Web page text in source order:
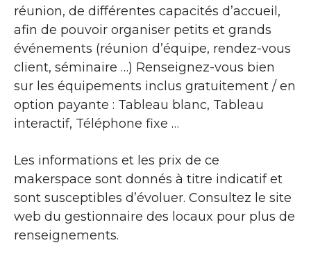
réunion, de différentes capacités d’accueil,
afin de pouvoir organiser petits et grands
événements (réunion d’équipe, rendez-vous
client, séminaire …) Renseignez-vous bien
sur les équipements inclus gratuitement / en
option payante : Tableau blanc, Tableau
interactif, Téléphone fixe …
Les informations et les prix de ce
makerspace sont donnés à titre indicatif et
sont susceptibles d’évoluer. Consultez le site
web du gestionnaire des locaux pour plus de
renseignements.